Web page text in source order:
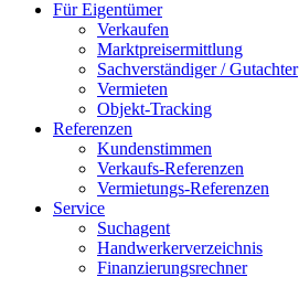
Für Eigentümer
Verkaufen
Marktpreisermittlung
Sachverständiger / Gutachter
Vermieten
Objekt-Tracking
Referenzen
Kundenstimmen
Verkaufs-Referenzen
Vermietungs-Referenzen
Service
Suchagent
Handwerkerverzeichnis
Finanzierungsrechner